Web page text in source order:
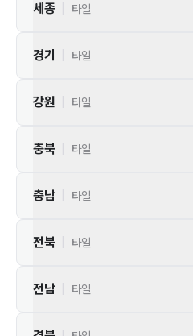
세종 타일
경기 타일
강원 타일
충북 타일
충남 타일
전북 타일
전남 타일